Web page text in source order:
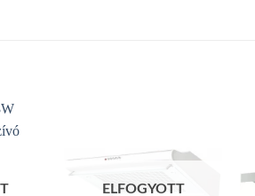
Add to
Add to
ELFOGYOTT